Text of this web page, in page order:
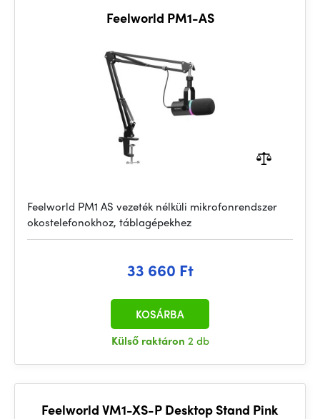
Feelworld PM1-AS
Feelworld PM1 AS vezeték nélküli mikrofonrendszer
okostelefonokhoz, táblagépekhez
33 660 Ft
Külső raktáron 2 db
KOSÁRBA
Feelworld VM1-XS-P Desktop Stand Pink